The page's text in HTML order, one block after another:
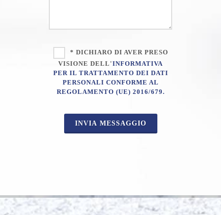
* DICHIARO DI AVER PRESO
VISIONE DELL'INFORMATIVA
PER IL TRATTAMENTO DEI DATI
PERSONALI CONFORME AL
REGOLAMENTO (UE) 2016/679.
INVIA MESSAGGIO